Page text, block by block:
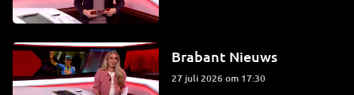
Brabant Nieuws
27 juli 2026 om 17:30